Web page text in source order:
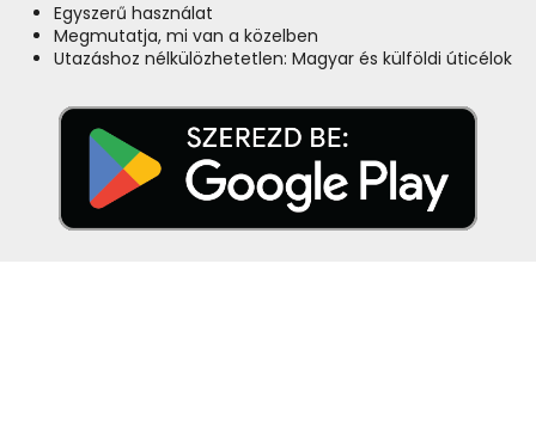
Egyszerű használat
Megmutatja, mi van a közelben
Utazáshoz nélkülözhetetlen: Magyar és külföldi úticélok